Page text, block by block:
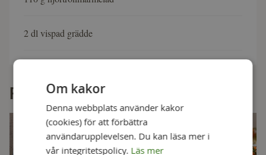
2 dl vispad grädde
Fler goda recept
Om kakor
Denna webbplats använder kakor
(cookies) för att förbättra
användarupplevelsen. Du kan läsa mer i
vår integritetspolicy. Läs mer